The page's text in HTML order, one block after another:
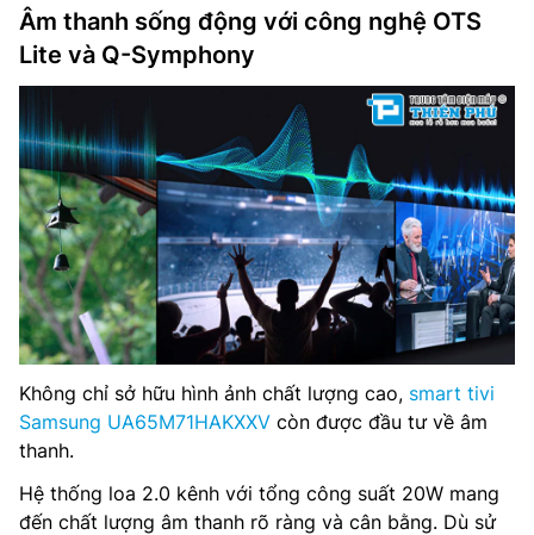
Âm thanh sống động với công nghệ OTS
Lite và Q-Symphony
Không chỉ sở hữu hình ảnh chất lượng cao, smart tivi
Samsung UA65M71HAKXXV còn được đầu tư về âm
thanh.
Hệ thống loa 2.0 kênh với tổng công suất 20W mang
đến chất lượng âm thanh rõ ràng và cân bằng. Dù sử